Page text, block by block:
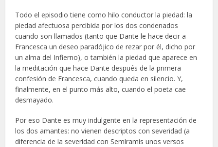
Todo el episodio tiene como hilo conductor la piedad: la
piedad afectuosa percibida por los dos condenados
cuando son llamados (tanto que Dante le hace decir a
Francesca un deseo paradójico de rezar por él, dicho por
un alma del Infierno), o también la piedad que aparece en
la meditación que hace Dante después de la primera
confesión de Francesca, cuando queda en silencio. Y,
finalmente, en el punto más alto, cuando el poeta cae
desmayado.
Por eso Dante es muy indulgente en la representación de
los dos amantes: no vienen descriptos con severidad (a
diferencia de la severidad con Semíramis unos versos